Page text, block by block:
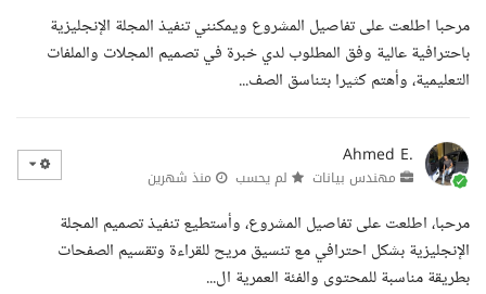
مرحبا اطلعت على تفاصيل المشروع ويمكنني تنفيذ المجلة الإنجليزية
باحترافية عالية وفق المطلوب لدي خبرة في تصميم المجلات والملفات
التعليمية، وأهتم كثيرا بتناسق الصف...
Ahmed E.
مهندس بيانات لم يحسب منذ شهرين
مرحبا، اطلعت على تفاصيل المشروع، وأستطيع تنفيذ تصميم المجلة
الإنجليزية بشكل احترافي مع تنسيق مريح للقراءة وتقسيم الصفحات
بطريقة مناسبة للمحتوى والفئة العمرية ال...